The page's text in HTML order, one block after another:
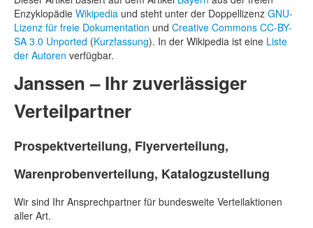
Enzyklopädie Wikipedia und steht unter der Doppellizenz GNU-
Lizenz für freie Dokumentation und Creative Commons CC-BY-
SA 3.0 Unported (Kurzfassung). In der Wikipedia ist eine Liste
der Autoren verfügbar.
Janssen – Ihr zuverlässiger
Verteilpartner
Prospektverteilung, Flyerverteilung,
Warenprobenverteilung, Katalogzustellung
Wir sind Ihr Ansprechpartner für bundesweite Verteilaktionen
aller Art.